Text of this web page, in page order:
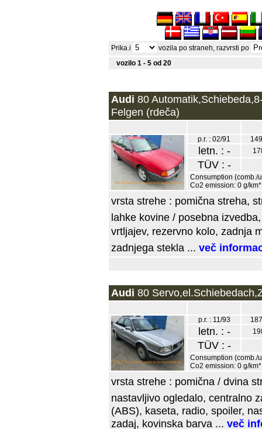
Prika.i
vozila po straneh, razvrsti po
vozilo 1 - 5 od 20
Audi 80
Felgen (rdeča)
p.r. : 02/91
letn. : -
TÜV : -
Consumption (comb./
Co2 emission: 0 g/km*
vrsta strehe : pomična streha,
lahke kovine / posebna
vrtljajev, rezervno kolo, zadnja
zadnjega stekla ... več
Audi 80
p.r. : 11/93
letn. : -
TÜV : -
Consumption (comb./
Co2 emission: 0 g/km*
vrsta strehe : pomična / dvina
nastavljivo ogledalo, centralno
(ABS), kaseta, radio, spoiler,
zadaj, kovinska barva ... več